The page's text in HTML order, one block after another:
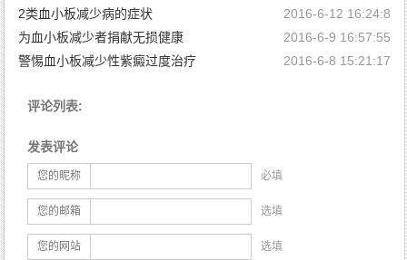
2类血小板减少病的症状
2016-6-12 16:24:8
为血小板减少者捐献无损健康
2016-6-9 16:57:55
警惕血小板减少性紫癜过度治疗
2016-6-8 15:21:17
评论列表:
发表评论
您的昵称 必填
您的邮箱 选填
您的网站 选填